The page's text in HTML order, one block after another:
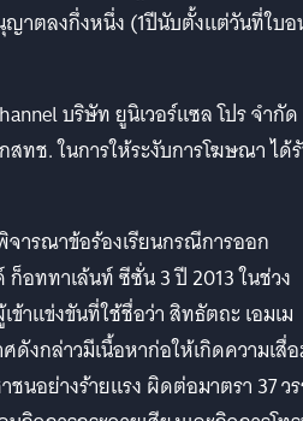
ญาตลงกึ่งหนึ่ง (1ปีนับตั้งแต่วันที่ใบ
บริษัท ยูนิเวอร์แซล โปร จำกัด
ทช. ในการให้ระงับการโฆษณา ได้
จารณาข้อร้องเรียนกรณีการออก
อททาเล้นท์ ซีซั่น 3 ปี 2013 ในช่วง
ข้าแข่งขันที่ใช้ชื่อว่า สิทธัตถะ เอมเม
ดังกล่าวมีเนื้อหาก่อให้เกิดความเสื่
ชนอย่างร้ายแรง ผิดต่อมาตรา 37 ว